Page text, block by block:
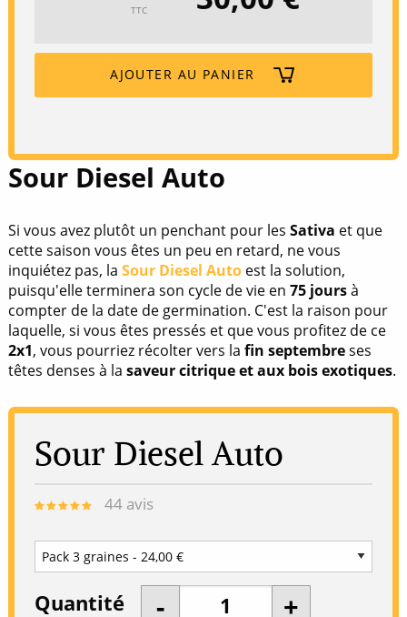
TTC
AJOUTER AU PANIER
Sour Diesel Auto
Si vous avez plutôt un penchant pour les Sativa et que
cette saison vous êtes un peu en retard, ne vous
inquiétez pas, la Sour Diesel Autoest la solution,
puisqu'elle terminera son cycle de vie en 75 joursà
compter de la date de germination. C'est la raison pour
laquelle, si vous êtes pressés et que vous profitez de ce
2x1, vous pourriez récolter vers la fin septembreses
têtes denses à la saveur citrique et aux bois exotiques.
Sour Diesel Auto
44avis
Quantité